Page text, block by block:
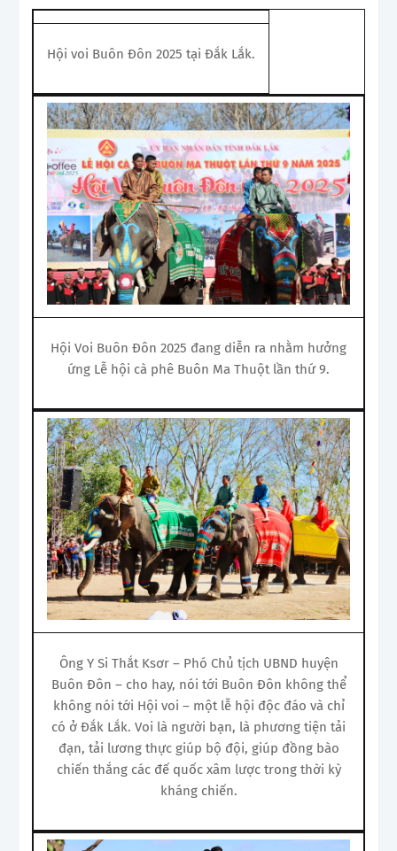
Hội voi Buôn Đôn 2025 tại Đắk Lắk.
Hội Voi Buôn Đôn 2025 đang diễn ra nhằm hưởng
ứng Lễ hội cà phê Buôn Ma Thuột lần thứ 9.
Ông Y Si Thắt Ksơr – Phó Chủ tịch UBND huyện
Buôn Đôn – cho hay, nói tới Buôn Đôn không thể
không nói tới Hội voi – một lễ hội độc đáo và chỉ
có ở Đắk Lắk. Voi là người bạn, là phương tiện tải
đạn, tải lương thực giúp bộ đội, giúp đồng bào
chiến thắng các đế quốc xâm lược trong thời kỳ
kháng chiến.